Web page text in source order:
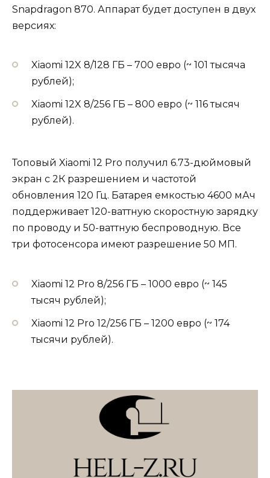
Snapdragon 870. Аппарат будет доступен в двух
версиях:
Xiaomi 12X 8/128 ГБ – 700 евро (~ 101 тысяча
рублей);
Xiaomi 12X 8/256 ГБ – 800 евро (~ 116 тысяч
рублей).
Топовый Xiaomi 12 Pro получил 6.73-дюймовый
экран с 2К разрешением и частотой
обновления 120 Гц. Батарея емкостью 4600 мАч
поддерживает 120-ваттную скоростную зарядку
по проводу и 50-ваттную беспроводную. Все
три фотосенсора имеют разрешение 50 МП.
Xiaomi 12 Pro 8/256 ГБ – 1000 евро (~ 145
тысяч рублей);
Xiaomi 12 Pro 12/256 ГБ – 1200 евро (~ 174
тысячи рублей).